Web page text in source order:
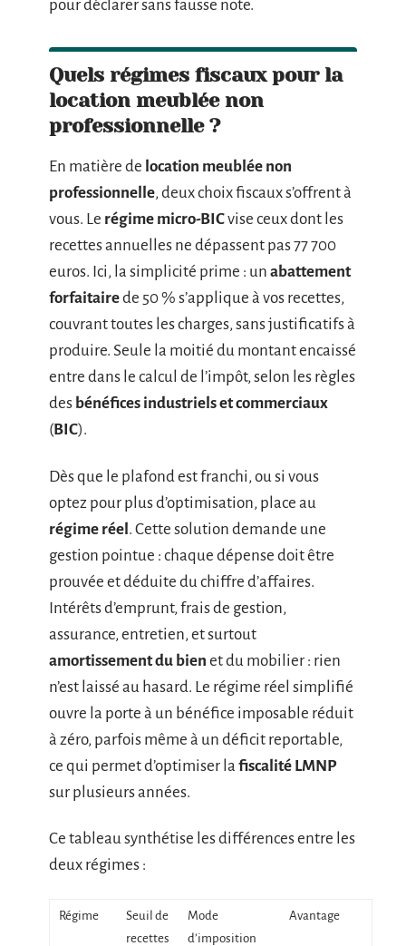
pour déclarer sans fausse note.
Quels régimes fiscaux pour la
location meublée non
professionnelle ?
En matière de location meublée non
professionnelle, deux choix fiscaux s’offrent à
vous. Le régime micro-BICvise ceux dont les
recettes annuelles ne dépassent pas 77 700
euros. Ici, la simplicité prime : un abattement
forfaitairede 50 % s’applique à vos recettes,
couvrant toutes les charges, sans justificatifs à
produire. Seule la moitié du montant encaissé
entre dans le calcul de l’impôt, selon les règles
des bénéfices industriels et commerciaux
(BIC).
Dès que le plafond est franchi, ou si vous
optez pour plus d’optimisation, place au
régime réel. Cette solution demande une
gestion pointue : chaque dépense doit être
prouvée et déduite du chiffre d’affaires.
Intérêts d’emprunt, frais de gestion,
assurance, entretien, et surtout
amortissement du bien et du mobilier : rien
n’est laissé au hasard. Le régime réel simplifié
ouvre la porte à un bénéfice imposable réduit
à zéro, parfois même à un déficit reportable,
ce qui permet d’optimiser la fiscalité LMNP
sur plusieurs années.
Ce tableau synthétise les différences entre les
deux régimes :
Régime
Seuil de
recettes
Mode
d’imposition
Avantage